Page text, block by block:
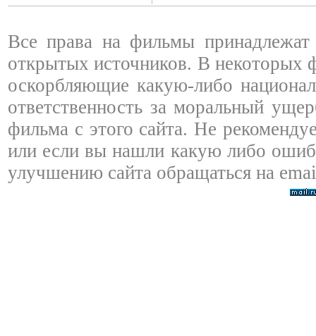
Все права на фильмы
открытых источников. В некоторых
оскорбляющие какую-либо
ответственность за моральный
фильма с этого сайта. Не
или если вы нашли какую либо
улучшению сайта обращаться на